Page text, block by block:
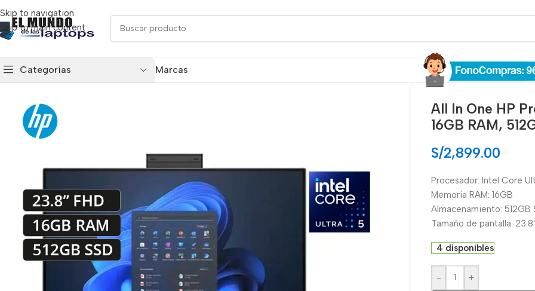
Skip to navigation
Skip to main content
Categorías Marcas
All In One HP
16GB RAM,
S/2,899.00
Procesador: Intel Core
Memoria RAM: 16GB
Almacenamiento: 512GB
Tamaño de pantalla:
4 disponibles
- +